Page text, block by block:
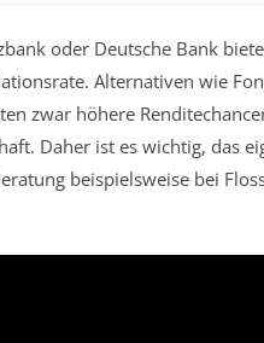
oder Deutsche Bank
Alternativen wie
zwar höhere
Daher ist es wichtig, das
beispielsweise bei